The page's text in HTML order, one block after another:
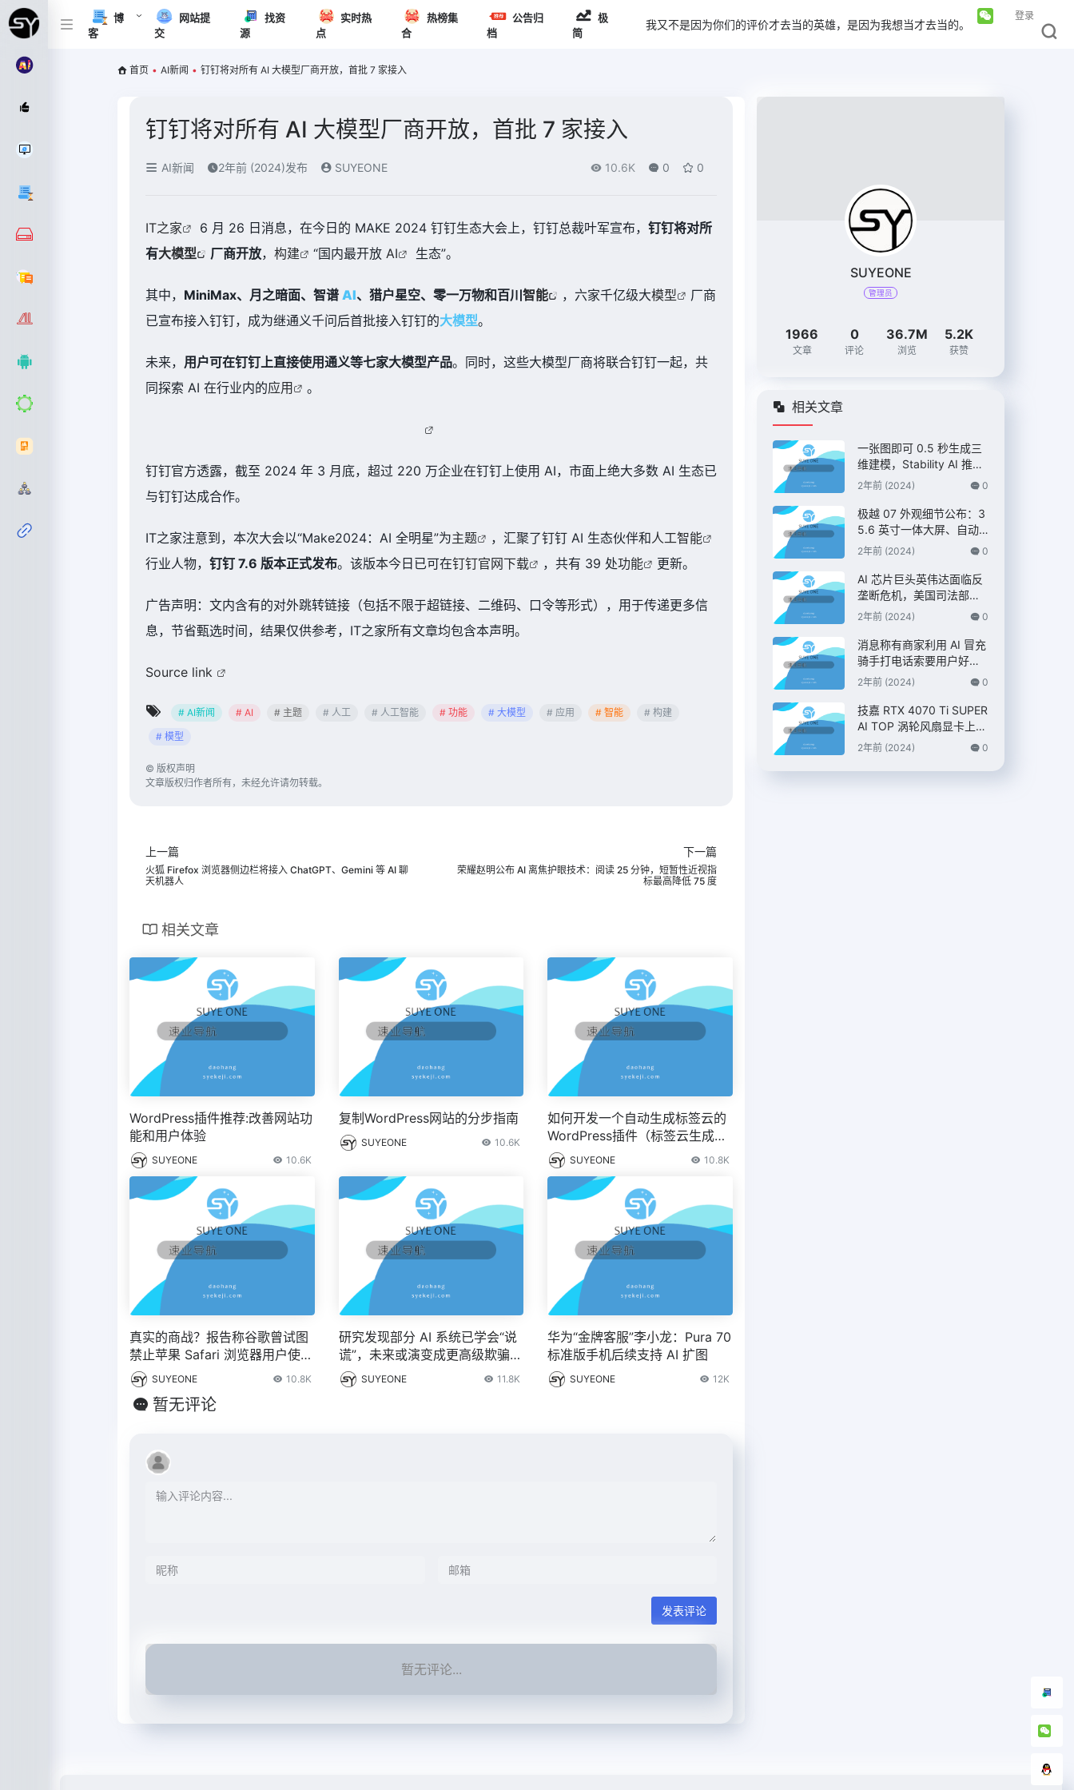
博
客
网站提
交
找资
源
实时热
点
热榜集
合
公告归
档
极
简
我又不是因为你们的评价才去当的英雄，是因为我想当才去当的。
登录
首页 • AI新闻 • 钉钉将对所有 AI 大模型厂商开放，首批 7 家接入
钉钉将对所有 AI 大模型厂商开放，首批 7 家接入
AI新闻 2年前 (2024)发布 SUYEONE 10.6K 0 0
IT之家 6 月 26 日消息，在今日的 MAKE 2024 钉钉生态大会上，钉钉总裁叶军宣布， 钉钉将对所
有大模型 厂商开放， 构建 “国内最开放 AI 生态”。
其中， MiniMax、月之暗面、智谱 AI、猎户星空、零一万物和百川智能 ，六家千亿级大模型
厂商
已宣布接入钉钉，成为继通义千问后首批接入钉钉的大模型。
未来， 用户可在钉钉上直接使用通义等七家大模型产品。同时，这些大模型厂商将联合钉钉一起，共
同探索 AI 在行业内的应用 。
钉钉官方透露，截至 2024 年 3 月底，超过 220 万企业在钉钉上使用 AI，市面上绝大多数 AI 生态已
与钉钉达成合作。
IT之家注意到，本次大会以“Make2024：AI 全明星”为主题 ，汇聚了钉钉 AI 生态伙伴和人工智能
行业人物， 钉钉 7.6 版本正式发布。该版本今日已可在钉钉官网下载 ，共有 39 处功能 更新。
广告声明：文内含有的对外跳转链接（包括不限于超链接、二维码、口令等形式），用于传递更多信
息，节省甄选时间，结果仅供参考，IT之家所有文章均包含本声明。
Source link
# AI新闻 # AI # 主题 # 人工 # 人工智能 # 功能 # 大模型 # 应用 # 智能
# 构建
# 模型
© 版权声明
文章版权归作者所有，未经允许请勿转载。
上一篇
火狐 Firefox 浏览器侧边栏将接入 ChatGPT、Gemini 等 AI 聊
天机器人
下一篇
荣耀赵明公布 AI 离焦护眼技术：阅读 25 分钟，短暂性近视指
标最高降低 75 度
相关文章
WordPress插件推荐:改善网站功
能和用户体验
SUYEONE 10.6K
复制WordPress网站的分步指南
SUYEONE 10.6K
如何开发一个自动生成标签云的
WordPress插件（标签云生成
器）？SUYEONE 10.8K
真实的商战？报告称谷歌曾试图
禁止苹果 Safari 浏览器用户使用
AI 摘要功能
SUYEONE 10.8K
研究发现部分 AI 系统已学会“说
谎”，未来或演变成更高级欺骗形
式 – IT之家
SUYEONE 11.8K
华为“金牌客服”李小龙：Pura 70
标准版手机后续支持 AI 扩图
SUYEONE 12K
暂无评论
发表评论
暂无评论...
SUYEONE
管理员
1966
文章
0
评论
36.7M
浏览
5.2K
获赞
相关文章
一张图即可 0.5 秒生成三
维建模，Stability AI 推出
“Stable Fast 3D”模型
2年前 (2024) 0
极越 07 外观细节公布：3
5.6 英寸一体大屏、自动
升降尾翼，定位 C 级纯电
2年前 (2024) 0
AI 芯片巨头英伟达面临反
垄断危机，美国司法部双
管齐下展开调查 – IT之家
2年前 (2024) 0
消息称有商家利用 AI 冒充
骑手打电话索要用户好
评，“平台考核”、“高温补
2年前 (2024) 0
技嘉 RTX 4070 Ti SUPER
AI TOP 涡轮风扇显卡上
市，7399 元
2年前 (2024) 0